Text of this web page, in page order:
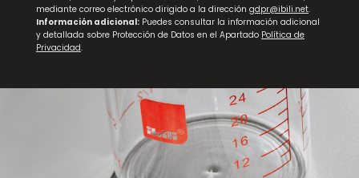
mediante correo electrónico dirigido a la dirección gdpr@ibili.net.
Información adicional: Puedes consultar la información adicional
y detallada sobre Protección de Datos en el Apartado Política de
Privacidad.